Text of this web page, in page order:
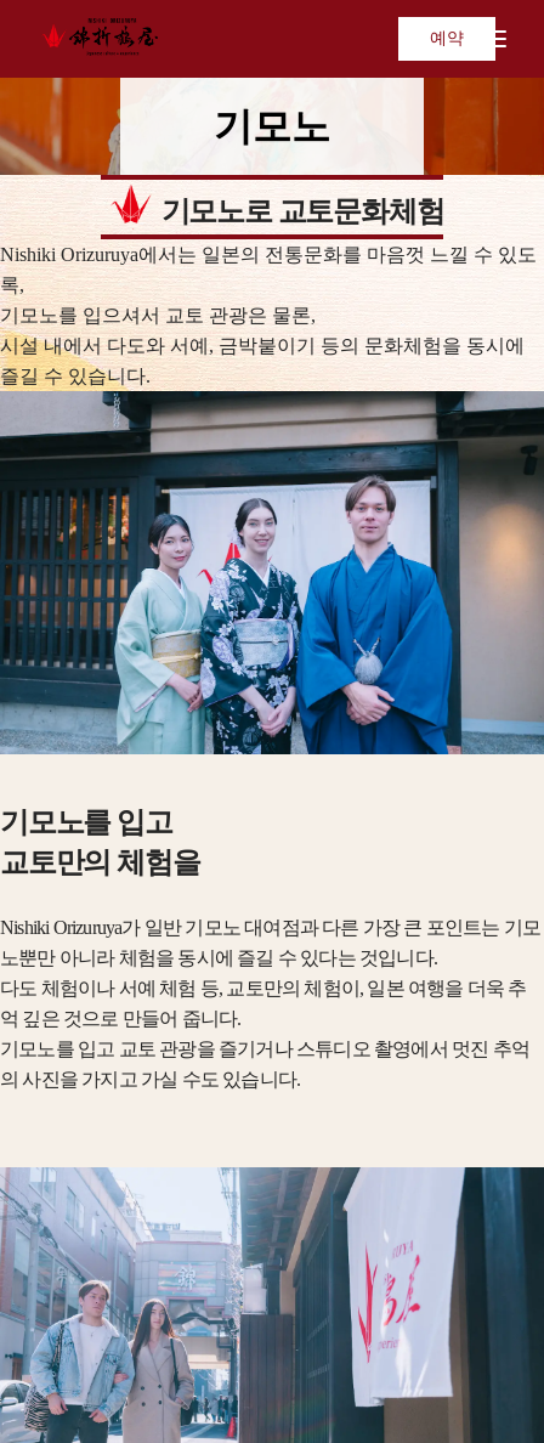
예약
기모노
기모노로 교토문화체험
Nishiki Orizuruya에서는 일본의 전통문화를 마음껏 느낄 수 있도
록,
기모노를 입으셔서 교토 관광은 물론,
시설 내에서 다도와 서예, 금박붙이기 등의 문화체험을 동시에
즐길 수 있습니다.
기모노를 입고
교토만의 체험을
Nishiki Orizuruya가 일반 기모노 대여점과 다른 가장 큰 포인트는 기모
노뿐만 아니라 체험을 동시에 즐길 수 있다는 것입니다.
다도 체험이나 서예 체험 등, 교토만의 체험이, 일본 여행을 더욱 추
억 깊은 것으로 만들어 줍니다.
기모노를 입고 교토 관광을 즐기거나 스튜디오 촬영에서 멋진 추억
의 사진을 가지고 가실 수도 있습니다.